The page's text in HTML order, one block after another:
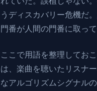
うディスカバリー危機だ。
門番が人間の門番に取っ
ここで用語を整理してお
は、楽曲を聴いたリスナ
なアルゴリズムシグナル